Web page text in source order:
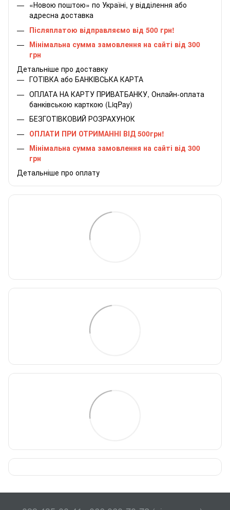
«Новою поштою» по Україні, у відділення або
адресна доставка
Післяплатою відправляємо від 500 грн!
Мінімальна сумма замовлення на сайті від 300
грн
Детальніше про доставку
ГОТІВКА або БАНКІВСЬКА КАРТА
ОПЛАТА НА КАРТУ ПРИВАТБАНКУ, Онлайн-оплата
банківською карткою (LiqPay)
БЕЗГОТІВКОВИЙ РОЗРАХУНОК
ОПЛАТИ ПРИ ОТРИМАННІ ВІД 500грн!
Мінімальна сумма замовлення на сайті від 300
грн
Детальніше про оплату